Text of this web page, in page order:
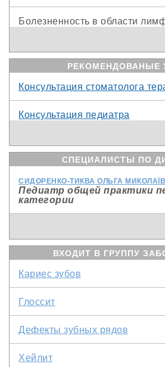
Болезненность в области
Боли в горле
Изъязвления кожи губ
Отказ от пищи
Высокая температура тела
"Географический" язык
Общее недомогание
Отказ от груди
Сыпь области носо-губного
Беспокойство ребенка
Общая слабость
РЕКОМЕНДОВАНЫЕ
Консультация стоматолога
Консультация педиатра
Гигиеническая чистка зубов
Лечение кариеса у детей
Профессиональная гигиена
СПЕЦИАЛИСТЫ ПО
СИДОРЕНКО-ТИКВА ОЛЬГА
Педиатр общей практики
категории
Стоматолог терапевт
ВХОДИТ В ГРУППУ
Кариес зубов
Глоссит
Дефекты зубных рядов
Хейлит